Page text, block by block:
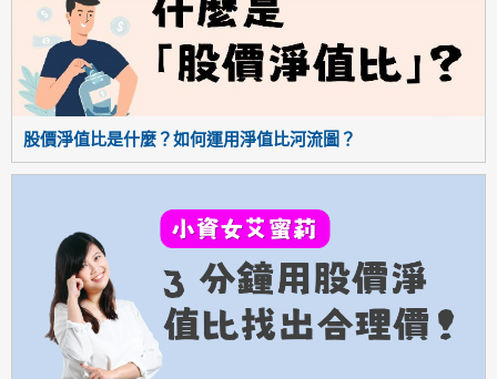
股價淨值比是什麼？如何運用淨值比河流圖？